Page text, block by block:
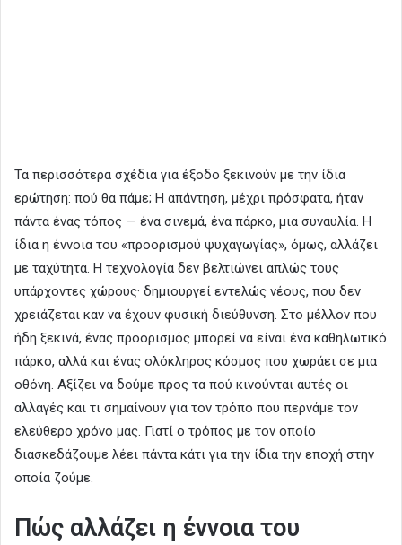
Τα περισσότερα σχέδια για έξοδο ξεκινούν με την ίδια
ερώτηση: πού θα πάμε; Η απάντηση, μέχρι πρόσφατα, ήταν
πάντα ένας τόπος — ένα σινεμά, ένα πάρκο, μια συναυλία. Η
ίδια η έννοια του «προορισμού ψυχαγωγίας», όμως, αλλάζει
με ταχύτητα. Η τεχνολογία δεν βελτιώνει απλώς τους
υπάρχοντες χώρους· δημιουργεί εντελώς νέους, που δεν
χρειάζεται καν να έχουν φυσική διεύθυνση. Στο μέλλον που
ήδη ξεκινά, ένας προορισμός μπορεί να είναι ένα καθηλωτικό
πάρκο, αλλά και ένας ολόκληρος κόσμος που χωράει σε μια
οθόνη. Αξίζει να δούμε προς τα πού κινούνται αυτές οι
αλλαγές και τι σημαίνουν για τον τρόπο που περνάμε τον
ελεύθερο χρόνο μας. Γιατί ο τρόπος με τον οποίο
διασκεδάζουμε λέει πάντα κάτι για την ίδια την εποχή στην
οποία ζούμε.
Πώς αλλάζει η έννοια του